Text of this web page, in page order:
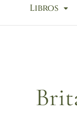
Libros